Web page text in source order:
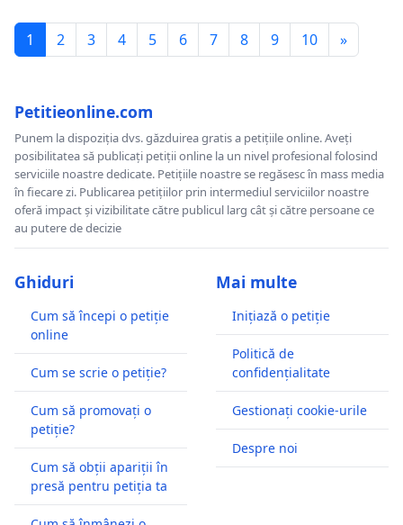
1 2 3 4 5 6 7 8 9 10 »
Petitieonline.com
Punem la dispoziția dvs. găzduirea gratis a petițiile online. Aveți
posibilitatea să publicați petiții online la un nivel profesional folosind
serviciile noastre dedicate. Petițiile noastre se regăsesc în mass media
în fiecare zi. Publicarea petițiilor prin intermediul serviciilor noastre
oferă impact și vizibilitate către publicul larg cât și către persoane ce
au putere de decizie
Ghiduri
Cum să începi o petiție
online
Cum se scrie o petiție?
Cum să promovați o
petiție?
Cum să obții apariții în
presă pentru petiția ta
Mai multe
Inițiază o petiție
Politică de
confidențialitate
Gestionați cookie-urile
Despre noi